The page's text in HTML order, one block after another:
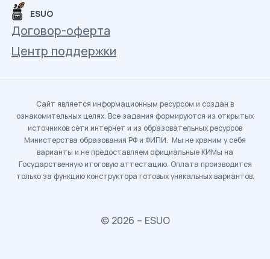
ESUO
Договор-оферта
Центр поддержки
Сайт является информационным ресурсом и создан в
ознакомительных целях. Все задания формируются из открытых
источников сети интернет и из образовательных ресурсов
Министерства образования РФ и ФИПИ. Мы не храним у себя
варианты и не предоставляем официальные КИМы на
Государственную итоговую аттестацию. Оплата производится
только за функцию конструктора готовых уникальных вариантов.
© 2026 – ESUO